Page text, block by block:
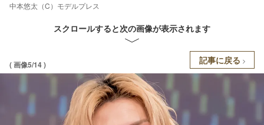
中本悠太（C）モデルプレス
スクロールすると次の画像が表示されます
( 画像5/14 ) 記事に戻る